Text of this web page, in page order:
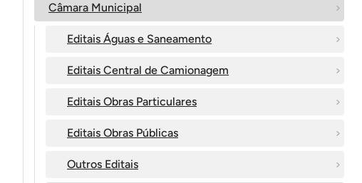
Câmara Municipal
Editais Águas e Saneamento
Editais Central de Camionagem
Editais Obras Particulares
Editais Obras Públicas
Outros Editais